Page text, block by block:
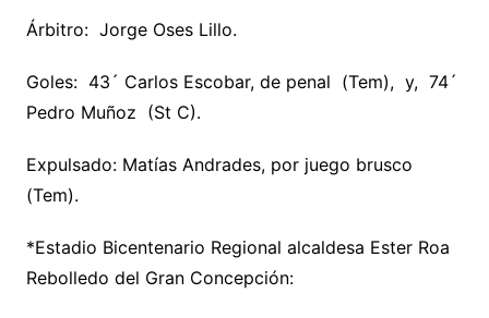
Árbitro: Jorge Oses Lillo.
Goles: 43´ Carlos Escobar, de penal (Tem), y, 74´
Pedro Muñoz (St C).
Expulsado: Matías Andrades, por juego brusco
(Tem).
*Estadio Bicentenario Regional alcaldesa Ester Roa
Rebolledo del Gran Concepción: